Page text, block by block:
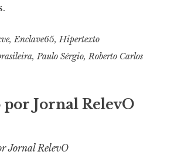
,Enclave65,Hipertexto
, Paulo Sérgio, Roberto Carlos
por Jornal RelevO
Jornal RelevO